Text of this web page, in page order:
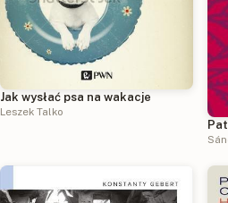
Jak wysłać psa na wakacje
Leszek Talko